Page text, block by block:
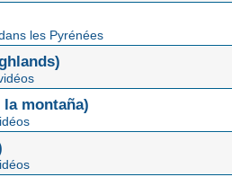
les Pyrénées
montaña)